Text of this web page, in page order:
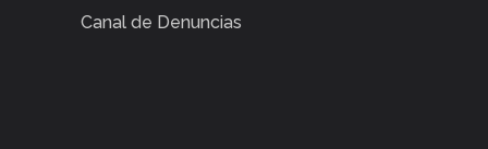
Canal de Denuncias